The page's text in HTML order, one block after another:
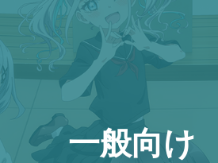
一般向け